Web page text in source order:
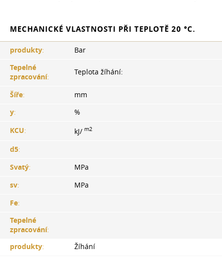
MECHANICKÉ VLASTNOSTI PŘI TEPLOTĚ 20 °C.
produkty:
Bar
Tepelné
zpracování:
Teplota žíhání:
Šíře:
mm
y: %
KCU: kJ/ m2
d5:
Svatý:
MPa
sv:
MPa
Fe:
Tepelné
zpracování:
produkty:
Žíhání